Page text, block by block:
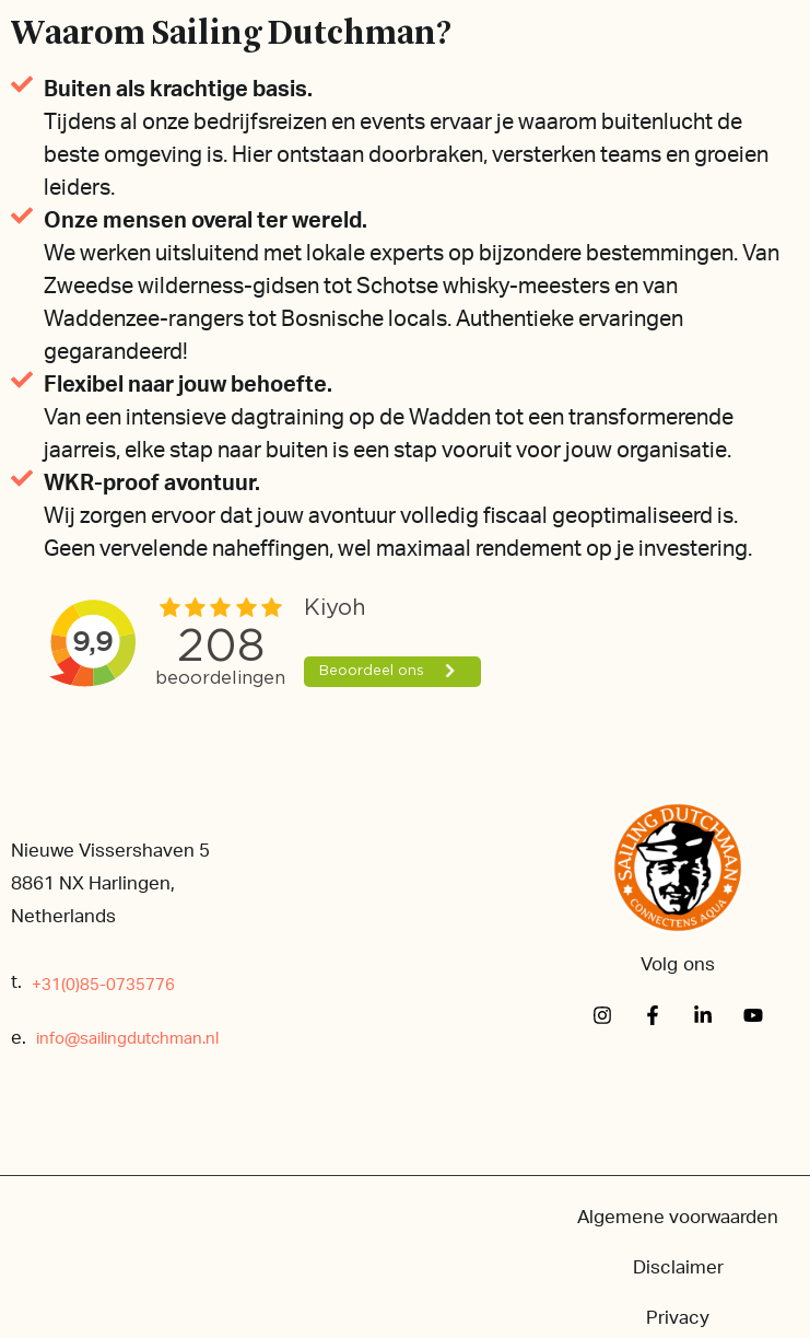
Waarom Sailing Dutchman?
Buiten als krachtige basis.
Tijdens al onze bedrijfsreizen en events ervaar je waarom buitenlucht de
beste omgeving is. Hier ontstaan doorbraken, versterken teams en groeien
leiders.
Onze mensen overal ter wereld.
We werken uitsluitend met lokale experts op bijzondere bestemmingen. Van
Zweedse wilderness-gidsen tot Schotse whisky-meesters en van
Waddenzee-rangers tot Bosnische locals. Authentieke ervaringen
gegarandeerd!
Flexibel naar jouw behoefte.
Van een intensieve dagtraining op de Wadden tot een transformerende
jaarreis, elke stap naar buiten is een stap vooruit voor jouw organisatie.
WKR-proof avontuur.
Wij zorgen ervoor dat jouw avontuur volledig fiscaal geoptimaliseerd is.
Geen vervelende naheffingen, wel maximaal rendement op je investering.
Nieuwe Vissershaven 5
8861 NX Harlingen,
Netherlands
t. +31(0)85-0735776
e. info@sailingdutchman.nl
Volg ons
Algemene voorwaarden
Disclaimer
Privacy